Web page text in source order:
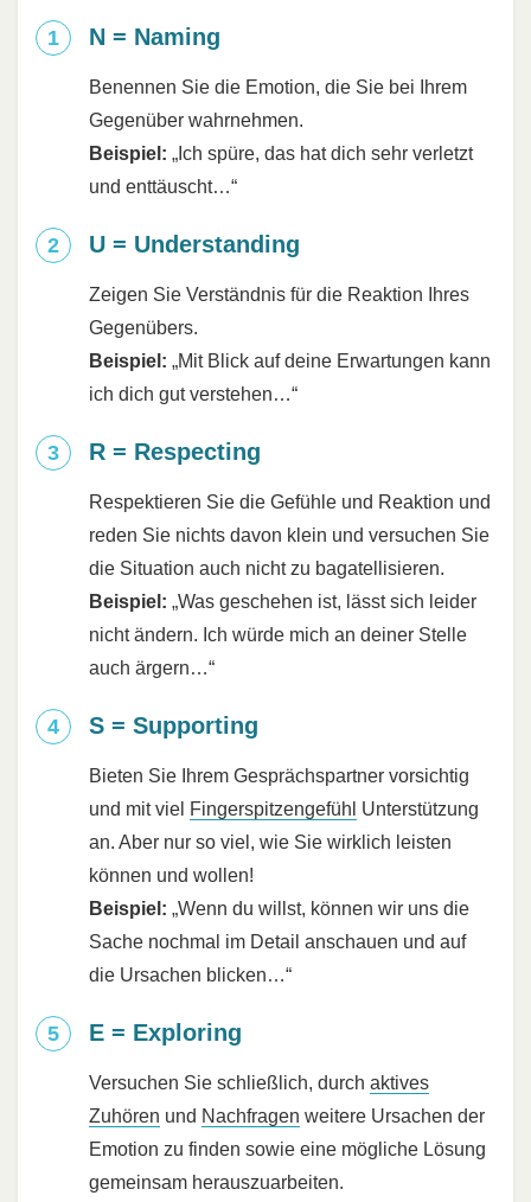
N = Naming
Benennen Sie die Emotion, die Sie bei Ihrem
Gegenüber wahrnehmen.
Beispiel: „Ich spüre, das hat dich sehr verletzt
und enttäuscht…“
U = Understanding
Zeigen Sie Verständnis für die Reaktion Ihres
Gegenübers.
Beispiel: „Mit Blick auf deine Erwartungen kann
ich dich gut verstehen…“
R = Respecting
Respektieren Sie die Gefühle und Reaktion und
reden Sie nichts davon klein und versuchen Sie
die Situation auch nicht zu bagatellisieren.
Beispiel: „Was geschehen ist, lässt sich leider
nicht ändern. Ich würde mich an deiner Stelle
auch ärgern…“
S = Supporting
Bieten Sie Ihrem Gesprächspartner vorsichtig
und mit viel Fingerspitzengefühl Unterstützung
an. Aber nur so viel, wie Sie wirklich leisten
können und wollen!
Beispiel: „Wenn du willst, können wir uns die
Sache nochmal im Detail anschauen und auf
die Ursachen blicken…“
E = Exploring
Versuchen Sie schließlich, durch aktives
Zuhören und Nachfragen weitere Ursachen der
Emotion zu finden sowie eine mögliche Lösung
gemeinsam herauszuarbeiten.